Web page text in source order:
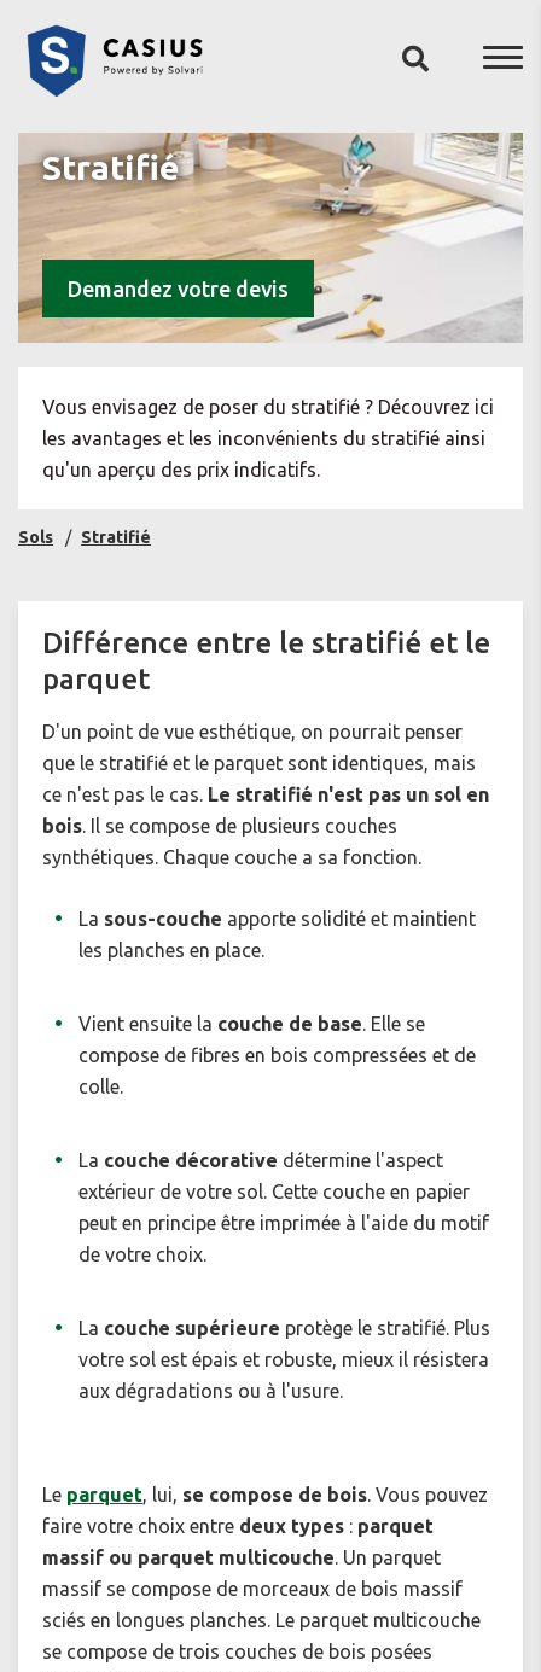
Stratifié
Demandez votre devis
Vous envisagez de poser du stratifié ? Découvrez ici
les avantages et les inconvénients du stratifié ainsi
qu'un aperçu des prix indicatifs.
Sols Stratifié
Différence entre le stratifié et le
parquet
D'un point de vue esthétique, on pourrait penser
que le stratifié et le parquet sont identiques, mais
ce n'est pas le cas. Le stratifié n'est pas un sol en
bois. Il se compose de plusieurs couches
synthétiques. Chaque couche a sa fonction.
La sous-couche apporte solidité et maintient
les planches en place.
Vient ensuite la couche de base. Elle se
compose de fibres en bois compressées et de
colle.
La couche décorative détermine l'aspect
extérieur de votre sol. Cette couche en papier
peut en principe être imprimée à l'aide du motif
de votre choix.
La couche supérieure protège le stratifié. Plus
votre sol est épais et robuste, mieux il résistera
aux dégradations ou à l'usure.
Le parquet, lui, se compose de bois. Vous pouvez
faire votre choix entre deux types : parquet
massif ou parquet multicouche. Un parquet
massif se compose de morceaux de bois massif
sciés en longues planches. Le parquet multicouche
se compose de trois couches de bois posées